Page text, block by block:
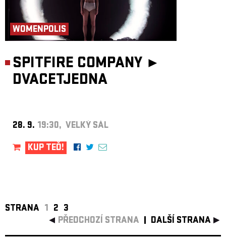
WOMENPOLIS
SPITFIRE COMPANY ►
DVACETJEDNA
28. 9. 19:30, VELKÝ SÁL
KUP TEĎ!
STRANA 1 2 3
PŘEDCHOZÍ STRANA
DALŠÍ STRANA